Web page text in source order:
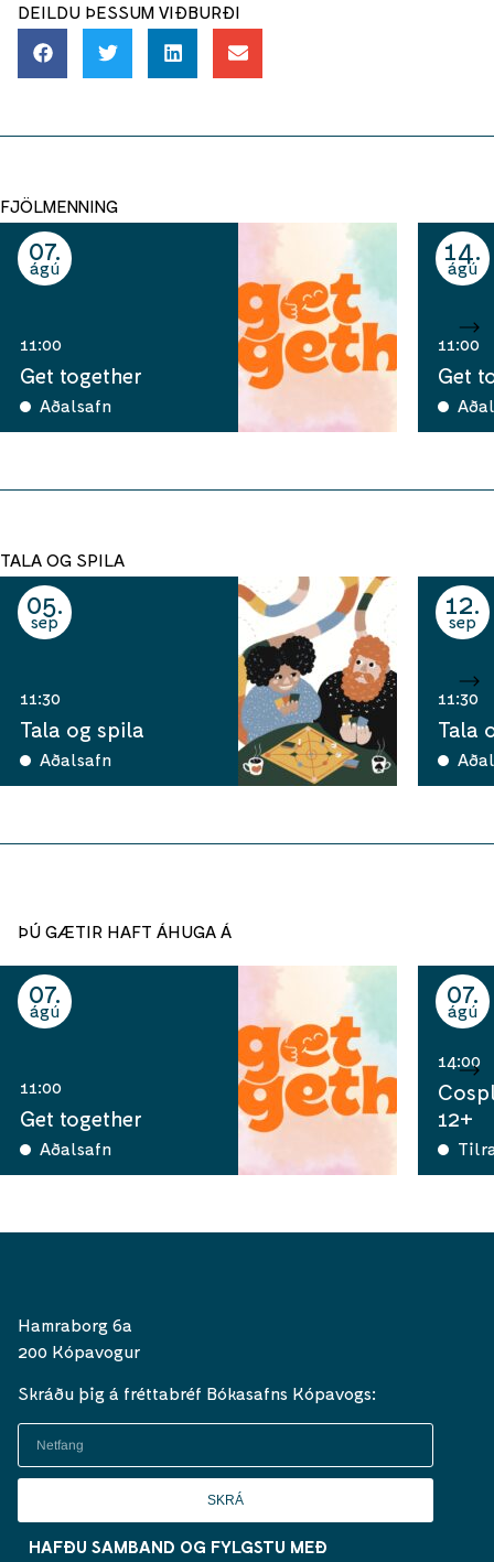
DEILDU ÞESSUM VIÐBURÐI
FJÖLMENNING
07
ágú
11:00
Get together
Aðalsafn
14
ágú
11:00
Get
TALA OG SPILA
05
sep
11:30
Tala og spila
Aðalsafn
12
sep
11:30
Tala
ÞÚ GÆTIR HAFT ÁHUGA Á
07
ágú
11:00
Get together
Aðalsafn
07
ágú
14:00
12+
Hamraborg 6a
200 Kópavogur
Skráðu þig á fréttabréf Bókasafns Kópavogs:
SKRÁ
HAFÐU SAMBAND OG FYLGSTU MEÐ